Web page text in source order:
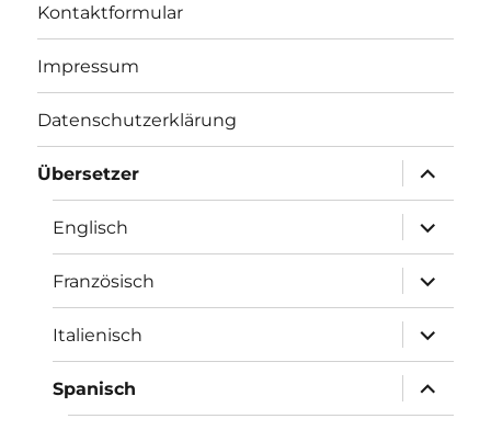
Kontaktformular
Impressum
Datenschutzerklärung
Übersetzer
öffnen
Englisch
öffnen
Französisch
öffnen
Italienisch
öffnen
Spanisch
öffnen